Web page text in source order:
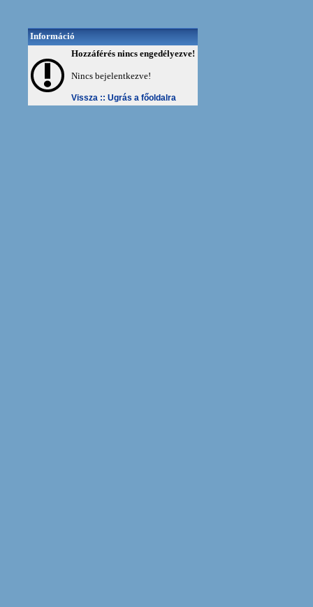
Információ
Hozzáférés nincs engedélyezve!
Nincs bejelentkezve!
Vissza :: Ugrás a főoldalra